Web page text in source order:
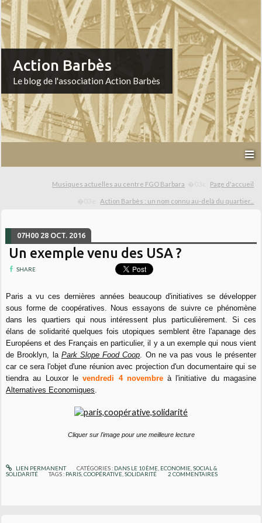
Action Barbès
Le blog de l'association Action Barbès
Musiques actuelles au centre FGO Barbara Page d'accueil
Action Barbès : un nom connu au-delà du quartier...
07H00 28 OCT. 2016
Un exemple venu des USA ?
SHARE
Paris a vu ces dernières années beaucoup d'initiatives se développer
sous forme de coopératives. Nous essayons de suivre ce phénomène
dans les quartiers qui nous intéressent plus particulièrement. Si ces
élans de solidarité quelques fois utopiques semblent être l'apanage des
Européens et des Français en particulier, il y a un exemple qui nous vient
de Brooklyn, la Park Slope Food Coop. On ne va pas vous le présenter
car ce sera l'objet d'une réunion avec projection d'un documentaire qui se
tiendra au Louxor levendredi 4 novembreà l'initiative du magasine
Alternatives Economiques.
Cliquer sur l'image pour une meilleure lecture
LIEN PERMANENT CATÉGORIES : DANS LE 10ÈME, ECONOMIE, SOCIAL &
SOLIDARITÉ
TAGS : PARIS ,COOPÉRATIVE ,SOLIDARITÉ 2 COMMENTAIRES